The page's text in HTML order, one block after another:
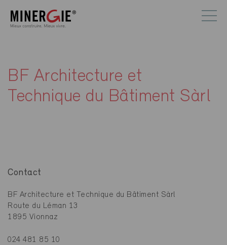
BF Architecture et
Technique du Bâtiment Sàrl
Contact
BF Architecture et Technique du Bâtiment Sàrl
Route du Léman 13
1895 Vionnaz
024 481 85 10